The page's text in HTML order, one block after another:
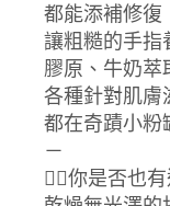
都能添補修復
讓粗糙的手指
膠原、牛奶萃
各種針對肌膚
都在奇蹟小粉
－
👉🏻你是否也